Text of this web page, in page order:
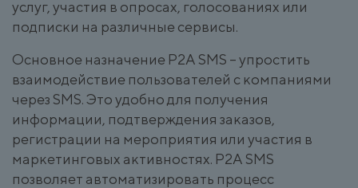
услуг, участия в опросах, голосованиях или
подписки на различные сервисы.
Основное назначение P2A SMS – упростить
взаимодействие пользователей с компаниями
через SMS. Это удобно для получения
информации, подтверждения заказов,
регистрации на мероприятия или участия в
маркетинговых активностях. P2A SMS
позволяет автоматизировать процесс